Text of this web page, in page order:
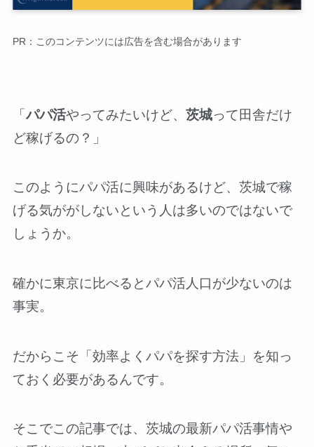
PR：このコンテンツには広告を含む場合があります
「パパ活やってみたいけど、 茨城って田舎だけ
ど稼げるの？」
このようにパパ活に興味があるけど、茨城で稼
げる気ががしないという人は多いのではないで
しょうか。
確かに東京に比べるとパパ活人口が少ないのは
事実。
だからこそ「効率よくパパを探す方法」を知っ
ておく必要があるんです。
そこでこの記事では、茨城の最新パパ活事情や